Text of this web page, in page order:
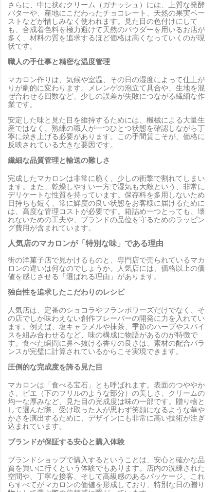
さらに、中に挟むクリーム（ガナッシュ）には、上質な発酵
バターや、産地にこだわったチョコレート、天然の果実ペー
ストなどが惜しみなく使われます。見た目の色付けにして
も、合成着色料を極力避けて天然のパウダーを用いるお店が
多く、材料の質を追求するほど価格は高くなっていくのが現
状です。
職人の手仕事と精密な温度管理
マカロン作りは、気候や室温、その日の湿度によって仕上が
りが劇的に変わります。メレンゲの泡立て具合や、生地を混
ぜ合わせる回数など、少しの誤差が失敗につながる繊細な作
業です。
安定した味と見た目を維持するためには、機械による大量生
産ではなく、熟練の職人が一つひとつ状態を確認しながら丁
寧に焼き上げる必要があります。この手間賃こそが、価格に
反映されている大きな要因です。
繊細な品質管理と輸送の難しさ
完成したマカロンは非常に脆く、少しの衝撃で割れてしまい
ます。また、乾燥しやすい一方で湿気も大敵という、非常に
デリケートな性質を持っています。保存料を多用しないため
日持ちも短く、常に鮮度の良い状態をお客様に届けるために
は、高度な管理コストが必要です。箱詰め一つとっても、壊
れないための工夫や、ブランドの品位を守るためのラッピン
グ費用が含まれています。
人気店のマカロンが「特別な味」である理由
街の洋菓子店で見かけるものと、専門店で売られているマカ
ロンの違いは何なのでしょうか。人気店には、価格以上の価
値を感じさせる「選ばれる理由」があります。
独自性を追求したこだわりのレシピ
人気店は、定番のショコラやフランボワーズだけでなく、そ
の店でしか味わえない創作フレーバーの開発に力を入れてい
ます。例えば、塩キャラメルや抹茶、季節のハーブやスパイ
スを組み合わせるなど、味の構成に物語があるのが特徴で
す。食べた瞬間に鼻へ抜ける香りの良さは、素材の配合バラ
ンスが完璧に計算されているからこそ実現できます。
圧倒的な完成度を誇る見た目
マカロンは「食べる宝石」とも呼ばれます。表面のつややか
さ、ピエ（下のフリルのような部分）の美しさ、クリームの
均一な厚みなど、見た目の完成度は味の一部です。贈り物と
して選んだ際、受け取った人が思わず笑顔になるような華や
かさを演出するために、デザインにも非常に高い技術が注ぎ
込まれています。
ブランドが保証する安心と購入体験
ブランドショップで購入するということは、安心と確かな品
質を買いに行くという体験でもあります。店内の洗練された
空間や、丁寧な接客、そして高級感のあるパッケージ。これ
らすべてがマカロンの価値を形成しており、特別な日の贈り